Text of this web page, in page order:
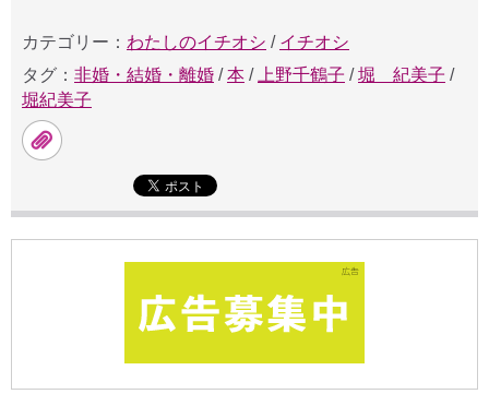
カテゴリー： わたしのイチオシ / イチオシ
タグ： 非婚・結婚・離婚 /本 / 上野千鶴子 /堀 紀美子 /
堀紀美子